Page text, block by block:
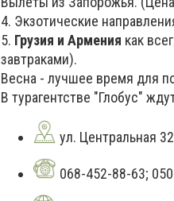
4. Экзотические
5. Грузия и Армения как
завтраками).
Весна - лучшее время для
В турагентстве "Глобус"
ул. Центральная
068-452-88-63;